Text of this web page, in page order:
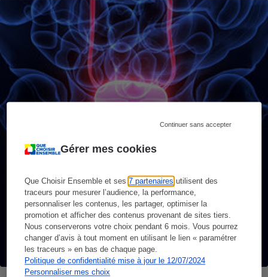
Gérer mes cookies
Que Choisir Ensemble et ses7 partenaires utilisent des
traceurs pour mesurer l’audience, la performance,
personnaliser les contenus, les partager, optimiser la
promotion et afficher des contenus provenant de sites tiers.
Nous conserverons votre choix pendant 6 mois. Vous pourrez
changer d’avis à tout moment en utilisant le lien « paramétrer
les traceurs » en bas de chaque page.
Politique de confidentialité mise à jour le 12/07/2024
Personnaliser mes choix
Continuer sans accepter